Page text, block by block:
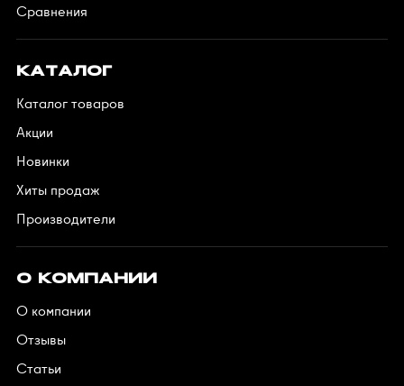
Сравнения
КАТАЛОГ
Каталог товаров
Акции
Новинки
Хиты продаж
Производители
О КОМПАНИИ
О компании
Отзывы
Статьи